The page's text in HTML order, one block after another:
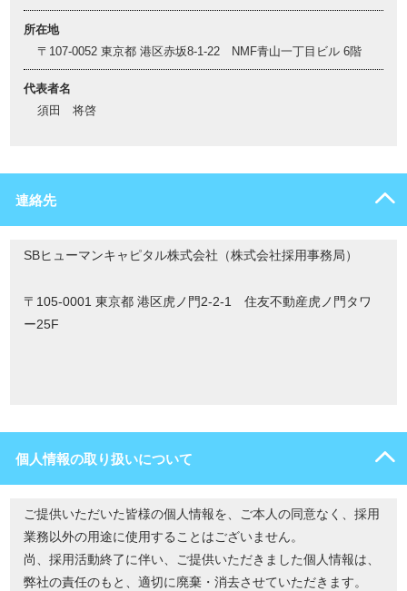
所在地
〒107-0052 東京都 港区赤坂8-1-22 NMF青山一丁目ビル 6階
代表者名
須田 将啓
連絡先
SBヒューマンキャピタル株式会社（株式会社採用事務局）
〒105-0001 東京都 港区虎ノ門2-2-1 住友不動産虎ノ門タワ
ー25F
個人情報の取り扱いについて
ご提供いただいた皆様の個人情報を、ご本人の同意なく、採用
業務以外の用途に使用することはございません。
尚、採用活動終了に伴い、ご提供いただきました個人情報は、
弊社の責任のもと、適切に廃棄・消去させていただきます。